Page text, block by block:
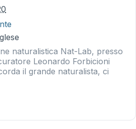
naturalistica Nat-Lab, presso
Leonardo Forbicioni
il grande naturalista, ci